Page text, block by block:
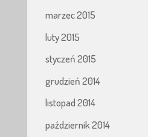
marzec 2015
luty 2015
styczeń 2015
grudzień 2014
listopad 2014
październik 2014